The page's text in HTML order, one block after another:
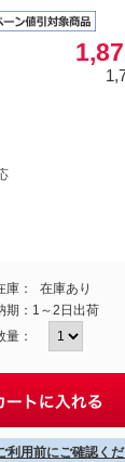
庫：
在庫あり
期： 1～2日出荷
量：
利用前にご確認く